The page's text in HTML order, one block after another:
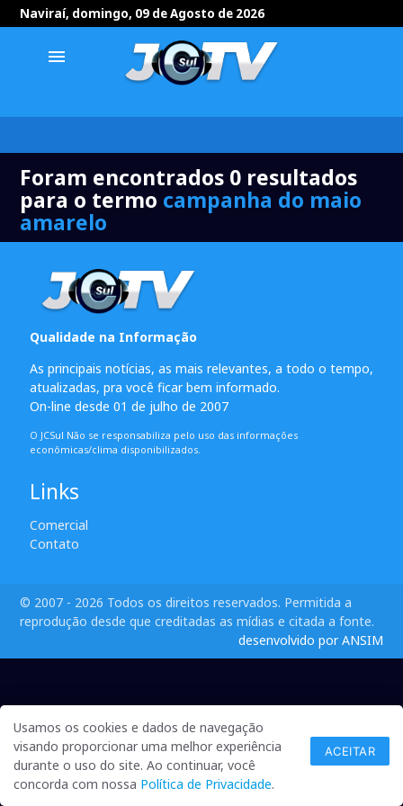
Naviraí, domingo, 09 de Agosto de 2026
menu
Foram encontrados 0 resultados
para o termo campanha do maio
amarelo
Qualidade na Informação
As principais notícias, as mais relevantes, a todo o tempo,
atualizadas, pra você ficar bem informado.
On-line desde 01 de julho de 2007
O JCSul Não se responsabiliza pelo uso das informações
econômicas/clima disponibilizados.
Links
Comercial
Contato
© 2007 - 2026 Todos os direitos reservados. Permitida a
reprodução desde que creditadas as mídias e citada a fonte.
desenvolvido por ANSIM
Usamos os cookies e dados de navegação
visando proporcionar uma melhor experiência
durante o uso do site. Ao continuar, você
concorda com nossa Política de Privacidade.
ACEITAR